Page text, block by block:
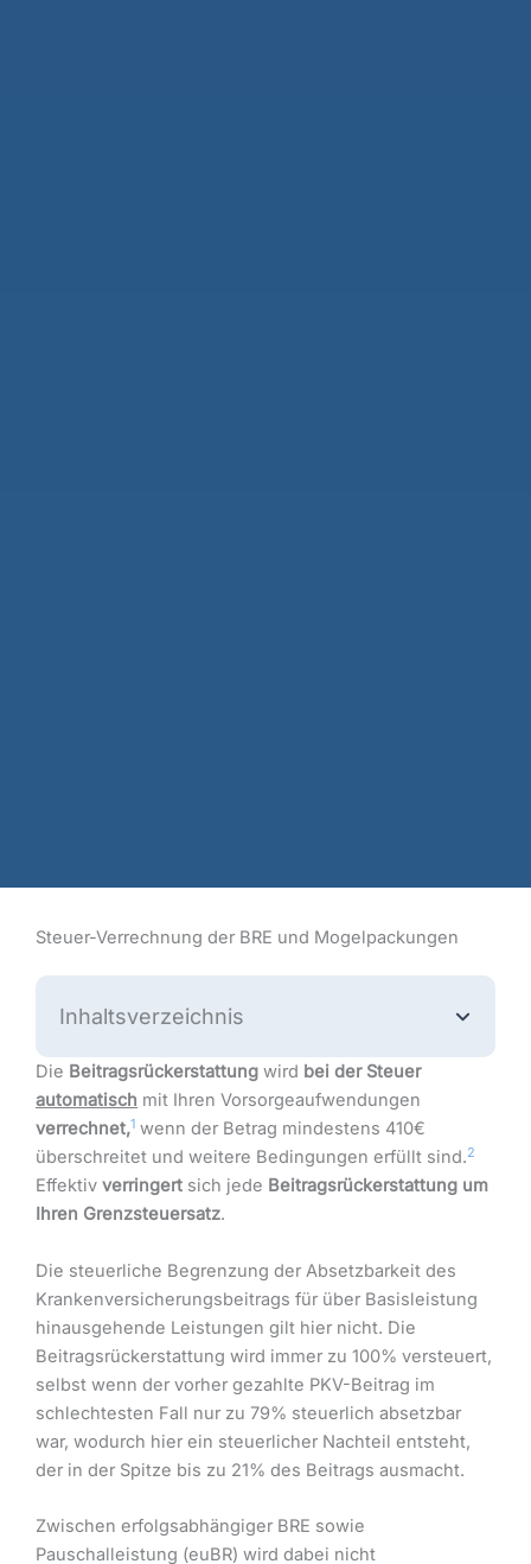
Steuer-Verrechnung der BRE und Mogelpackungen
Inhaltsverzeichnis
Die Beitragsrückerstattung wird bei der Steuer
automatisch mit Ihren Vorsorgeaufwendungen
verrechnet,1 wenn der Betrag mindestens 410€
überschreitet und weitere Bedingungen erfüllt sind.2
Effektiv verringert sich jede Beitragsrückerstattung um
Ihren Grenzsteuersatz.
Die steuerliche Begrenzung der Absetzbarkeit des
Krankenversicherungsbeitrags für über Basisleistung
hinausgehende Leistungen gilt hier nicht. Die
Beitragsrückerstattung wird immer zu 100% versteuert,
selbst wenn der vorher gezahlte PKV-Beitrag im
schlechtesten Fall nur zu 79% steuerlich absetzbar
war, wodurch hier ein steuerlicher Nachteil entsteht,
der in der Spitze bis zu 21% des Beitrags ausmacht.
Zwischen erfolgsabhängiger BRE sowie
Pauschalleistung (euBR) wird dabei nicht